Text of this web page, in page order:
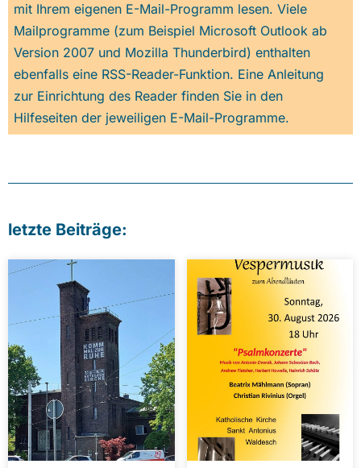
mit Ihrem eigenen E-Mail-Programm lesen. Viele
Mailprogramme (zum Beispiel Microsoft Outlook ab
Version 2007 und Mozilla Thunderbird) enthalten
ebenfalls eine RSS-Reader-Funktion. Eine Anleitung
zur Einrichtung des Reader finden Sie in den
Hilfeseiten der jeweiligen E-Mail-Programme.
letzte Beiträge: